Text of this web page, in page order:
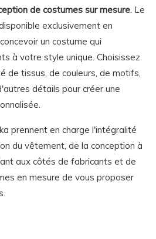
de costumes sur mesure . Le
exclusivement en
un costume qui
à votre style unique. Choisissez
de tissus, de couleurs, de motifs,
détails pour créer une
prennent en charge l'intégralité
du vêtement, de la conception à
aux côtés de fabricants et de
en mesure de vous proposer